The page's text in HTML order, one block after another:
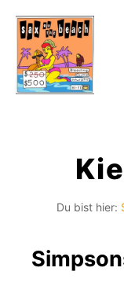
Du bist hier: